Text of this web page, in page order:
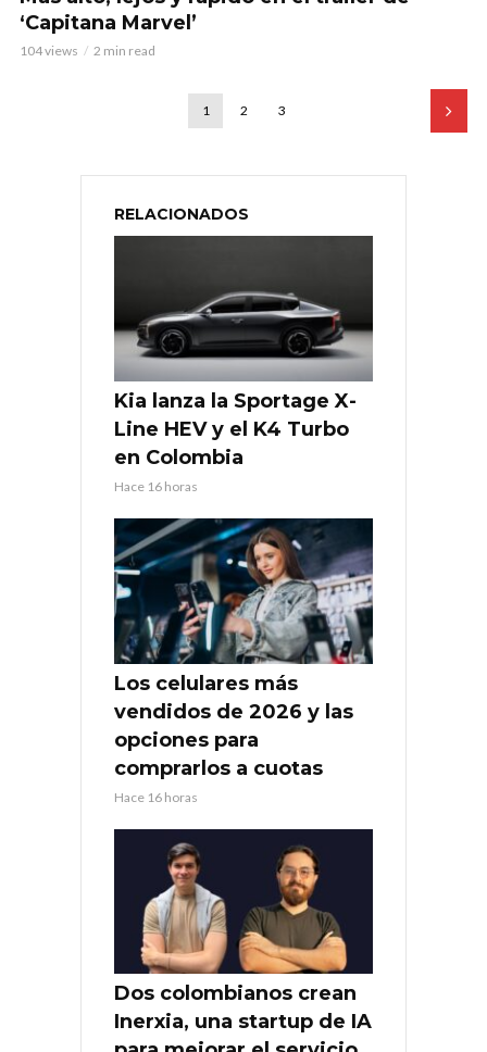
‘Capitana Marvel’
104 views 2 min read
1 2 3
RELACIONADOS
Kia lanza la Sportage X-
Line HEV y el K4 Turbo
en Colombia
Hace 16 horas
Los celulares más
vendidos de 2026 y las
opciones para
comprarlos a cuotas
Hace 16 horas
Dos colombianos crean
Inerxia, una startup de IA